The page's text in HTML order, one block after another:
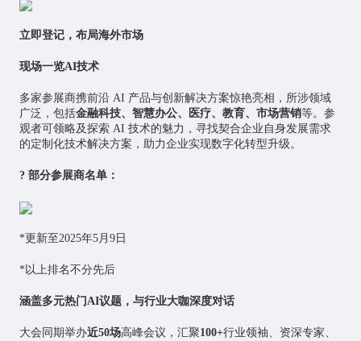
立即登记，布局海外市场
现场一览AI技术
多家参展商携前沿 AI 产品与创新解决方案惊艳亮相，所涉领域
广泛，包括金融科技、智慧办公、医疗、教育、市场营销等。参
观者可领略及探索 AI 技术的魅力，寻找契合企业自身发展需求
的定制化技术解决方案，助力企业实现数字化转型升级。
? 部分参展商名单：
*更新至2025年5月9日
*以上排名不分先后
涵盖多元热门AI议题，与行业大咖深度对话
大会同期举办近50场高峰会议，汇聚100+行业领袖、资深专家、